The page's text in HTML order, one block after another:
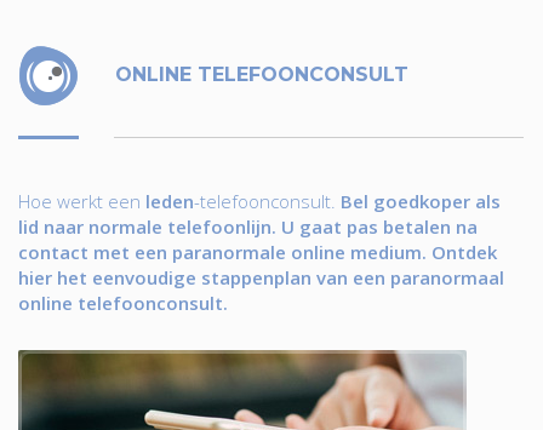
ONLINE TELEFOONCONSULT
Hoe werkt een leden-telefoonconsult. Bel goedkoper als
lid naar normale telefoonlijn. U gaat pas betalen na
contact met een paranormale online medium. Ontdek
hier het eenvoudige stappenplan van een paranormaal
online telefoonconsult.